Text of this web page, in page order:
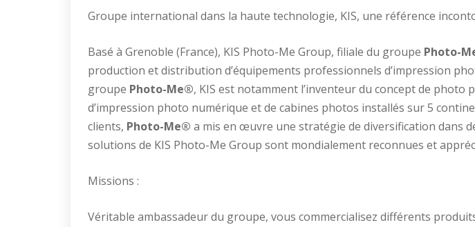
Groupe international dans la haute technologie, KIS, une référence
Basé à Grenoble (France), KIS Photo-Me Group, filiale du groupe Photo-
production et distribution d’équipements professionnels d’impression
groupe Photo-Me®, KIS est notamment l’inventeur du concept de photo
d’impression photo numérique et de cabines photos installés sur 5
clients, Photo-Me® a mis en œuvre une stratégie de diversification dans
solutions de KIS Photo-Me Group sont mondialement reconnues et
Missions :
Véritable ambassadeur du groupe, vous commercialisez différents